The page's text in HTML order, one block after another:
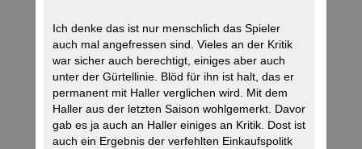
Ich denke das ist nur menschlich das Spieler
auch mal angefressen sind. Vieles an der Kritik
war sicher auch berechtigt, einiges aber auch
unter der Gürtellinie. Blöd für ihn ist halt, das er
permanent mit Haller verglichen wird. Mit dem
Haller aus der letzten Saison wohlgemerkt. Davor
gab es ja auch an Haller einiges an Kritik. Dost ist
auch ein Ergebnis der verfehlten Einkaufspolitk